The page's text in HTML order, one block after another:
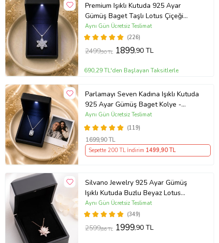
Premium Işıklı Kutuda 925 Ayar
Gümüş Baget Taşlı Lotus Çiçeği
Kolye
(226)
Aynı Gün Ücretsiz Teslimat
2499,90 TL 1899,90 TL
690,29 TL'den Başlayan Taksitlerle
Parlamayı Seven Kadına Işıklı Kutuda
925 Ayar Gümüş Baget Kolye -
Kişiye Özel Fotoğraf Hediye
(119)
Aynı Gün Ücretsiz Teslimat
1699,90 TL
Sepette 200 TL İndirim 1499,90 TL
Silvano Jewelry 925 Ayar Gümüş
Işıklı Kutuda Buzlu Beyaz Lotus
Kolye
(349)
Aynı Gün Ücretsiz Teslimat
2599,86 TL 1999,90 TL